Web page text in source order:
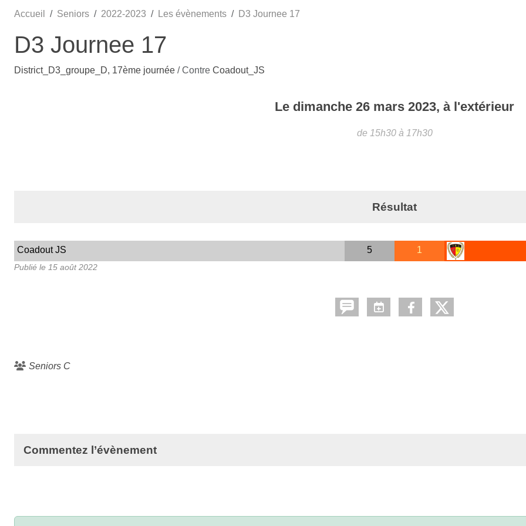
Accueil Seniors 2022-2023 Les évènements D3 Journee 17
D3 Journee 17
District_D3_groupe_D, 17ème journée / Contre Coadout_JS
Le dimanche 26 mars 2023, à l'extérieur
de 15h30 à 17h30
Résultat
Coadout JS 5 1
Publié le 15 août 2022
Seniors C
Commentez l’évènement